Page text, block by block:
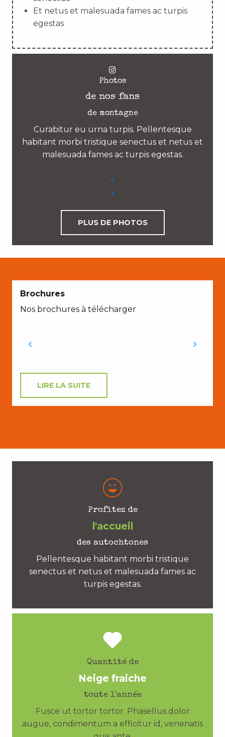
Et netus et malesuada fames ac turpis
egestas
Photos
de nos fans
de montagne
Curabitur eu urna turpis. Pellentesque
habitant morbi tristique senectus et netus et
malesuada fames ac turpis egestas.
PLUS DE PHOTOS
Brochures
Nos brochures à télécharger
LIRE LA SUITE
Profitez de
l'accueil
des autochtones
Pellentesque habitant morbi tristique
senectus et netus et malesuada fames ac
turpis egestas.
Quantité de
Neige fraiche
toute l'année
Fusce ut tortor tortor. Phasellus dolor
augue, condimentum a efficitur id, venenatis